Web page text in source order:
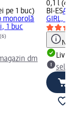
pe 1 buc)
monorolă
1 buc
(6)
dm
0,1 l
BI-ES
GIRL,
Notă